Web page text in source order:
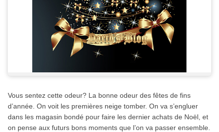
Vous sentez cette odeur? La bonne odeur des fêtes de fins
d’année. On voit les premières neige tomber. On va s’engluer
dans les magasin bondé pour faire les dernier achats de Noël, et
on pense aux futurs bons moments que l’on va passer ensemble.